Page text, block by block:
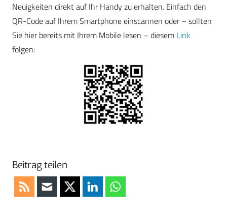
Neuigkeiten direkt auf Ihr Handy zu erhalten. Einfach den
QR-Code auf Ihrem Smartphone einscannen oder – sollten
Sie hier bereits mit Ihrem Mobile lesen – diesem Link
folgen:
Beitrag teilen